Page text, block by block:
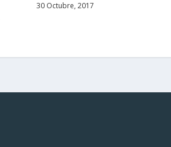
30 Octubre, 2017